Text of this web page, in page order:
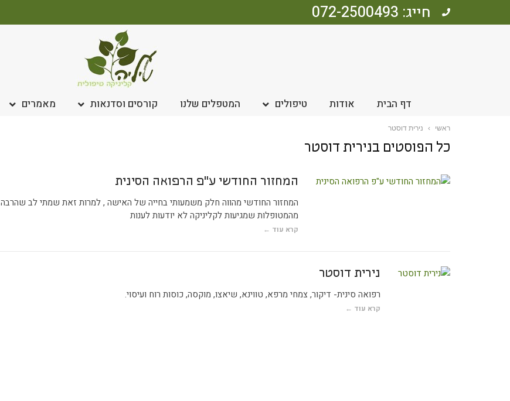
חייג: 072-2500493
דף הבית אודות טיפולים המטפלים שלנו קורסים וסדנאות מאמרים
ראשי › נירית דוסטר
כל הפוסטים בנירית דוסטר
המחזור החודשי ע"פ הרפואה הסינית
המחזור החודשי מהווה חלק משמעותי בחייה של האישה , למרות זאת שמתי לב שהרבה
מהמטופלות שמגיעות לקליניקה לא יודעות לענות
קרא עוד ←
נירית דוסטר
רפואה סינית- דיקור, צמחי מרפא, טווינא, שיאצו, מוקסה, כוסות רוח ועיסוי.
קרא עוד ←